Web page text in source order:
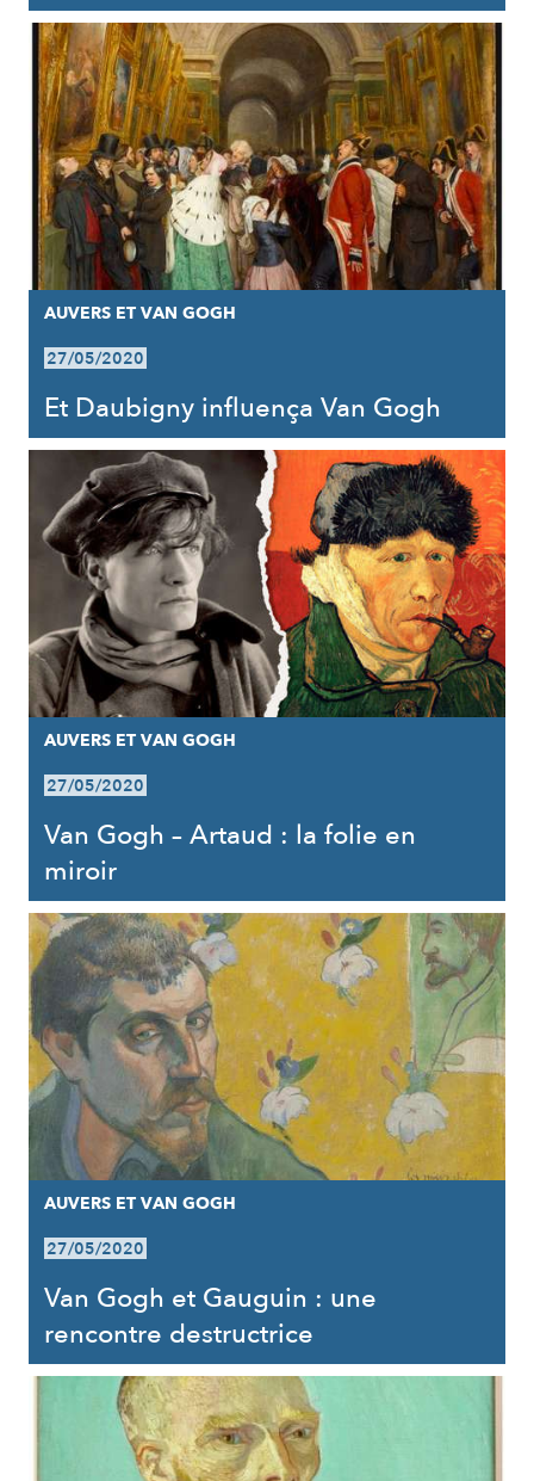
AUVERS ET VAN GOGH
27/05/2020
Et Daubigny influença Van Gogh
AUVERS ET VAN GOGH
27/05/2020
Van Gogh – Artaud : la folie en
miroir
AUVERS ET VAN GOGH
27/05/2020
Van Gogh et Gauguin : une
rencontre destructrice